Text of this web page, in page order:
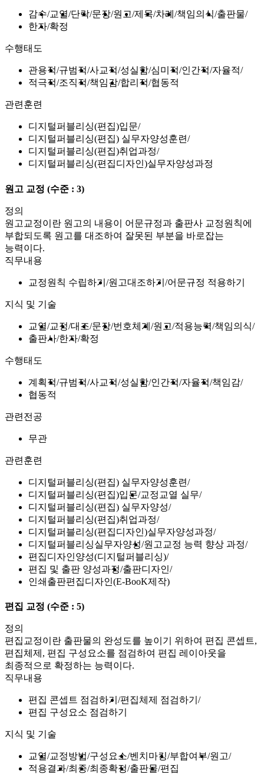
감수 교열 단락 문장 원고 제목 차례 책임의식 출판물
한자 확정
수행태도
관용적 규범적 사교적 성실함 심미적 인간적 자율적
적극적 조직적 책임감 합리적 협동적
관련훈련
디지털퍼블리싱(편집)입문
디지털퍼블리싱(편집) 실무자양성훈련
디지털퍼블리싱(편집)취업과정
디지털퍼블리싱(편집디자인)실무자양성과정
원고 교정 (수준 : 3)
정의
원고교정이란 원고의 내용이 어문규정과 출판사 교정원칙에
부합되도록 원고를 대조하여 잘못된 부분을 바로잡는
능력이다.
직무내용
교정원칙 수립하기 원고대조하기 어문규정 적용하기
지식 및 기술
교열 교정 대조 문장 번호체계 원고 적용능력 책임의식
출판사 한자 확정
수행태도
계획적 규범적 사교적 성실함 인간적 자율적 책임감
협동적
관련전공
무관
관련훈련
디지털퍼블리싱(편집) 실무자양성훈련
디지털퍼블리싱(편집)입문 교정교열 실무
디지털퍼블리싱(편집) 실무자양성
디지털퍼블리싱(편집)취업과정
디지털퍼블리싱(편집디자인)실무자양성과정
디지털퍼블리싱실무자양성 원고교정 능력 향상 과정
편집디자인양성(디지털퍼블리싱)
편집 및 출판 양성과정 출판디자인
인쇄출판편집디자인(E-BooK제작)
편집 교정 (수준 : 5)
정의
편집교정이란 출판물의 완성도를 높이기 위하여 편집 콘셉트,
편집체제, 편집 구성요소를 점검하여 편집 레이아웃을
최종적으로 확정하는 능력이다.
직무내용
편집 콘셉트 점검하기
편집체제 점검하기
편집 구성요소 점검하기
지식 및 기술
교열 교정방법 구성요소 벤치마킹 부합여부 원고
적용결과 최종 최종확정 출판물 편집